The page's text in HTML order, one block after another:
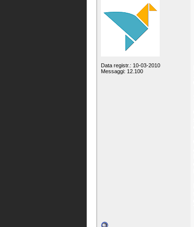
Data registr.: 10-03-2010
Messaggi: 12.100